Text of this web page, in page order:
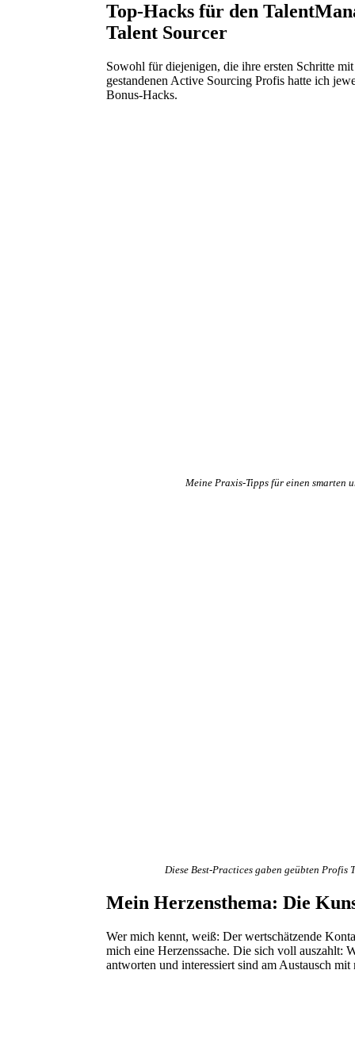
Top-Hacks für den
Talent Sourcer
Sowohl für diejenigen, die ihre ersten Schritte
gestandenen Active Sourcing Profis hatte ich
Bonus-Hacks.
Meine Praxis-Tipps für einen smarten
Diese Best-Practices gaben geübten Profis
Mein Herzensthema: Die
Wer mich kennt, weiß: Der wertschätzende
mich eine Herzenssache. Die sich voll auszahlt:
antworten und interessiert sind am Austausch